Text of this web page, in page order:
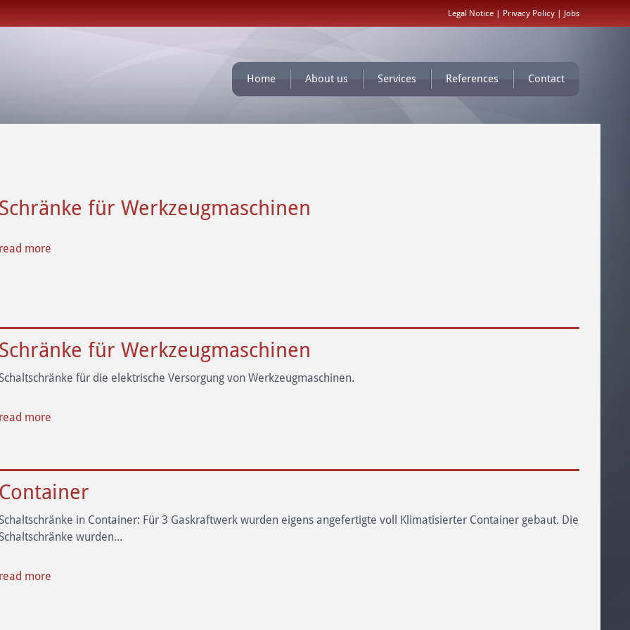
Legal Notice Privacy Policy Jobs
Home About us Services References Contact
Schränke für Werkzeugmaschinen
read more
Schränke für Werkzeugmaschinen
für die elektrische Versorgung von Werkzeugmaschinen.
read more
Container
in Container: Für 3 Gaskraftwerk wurden eigens angefertigte voll Klimatisierter Container gebaut. Die
wurden...
read more